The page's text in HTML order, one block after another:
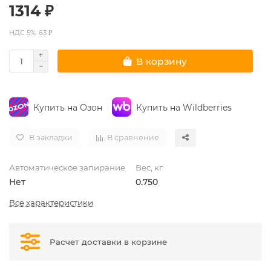
1314 ₽
НДС 5%: 63 ₽
В корзину
Купить на Озон Купить на Wildberries
В закладки В сравнение
Автоматическое запирание
Нет
Вес, кг
0.750
Все характеристики
Расчет доставки в корзине